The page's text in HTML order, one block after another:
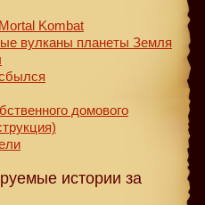
Kombat
вулканы планеты Земля
домового
истории за